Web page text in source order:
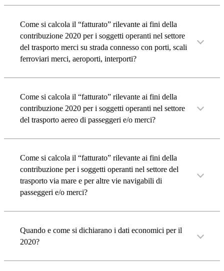
Come si calcola il “fatturato” rilevante ai fini della
contribuzione 2020 per i soggetti operanti nel settore
del trasporto merci su strada connesso con porti, scali
ferroviari merci, aeroporti, interporti?
Come si calcola il “fatturato” rilevante ai fini della
contribuzione 2020 per i soggetti operanti nel settore
del trasporto aereo di passeggeri e/o merci?
Come si calcola il “fatturato” rilevante ai fini della
contribuzione per i soggetti operanti nel settore del
trasporto via mare e per altre vie navigabili di
passeggeri e/o merci?
Quando e come si dichiarano i dati economici per il
2020?